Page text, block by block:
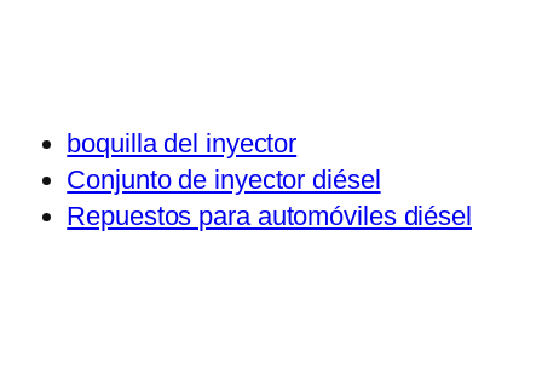
boquilla del inyector
Conjunto de inyector diésel
Repuestos para automóviles diésel